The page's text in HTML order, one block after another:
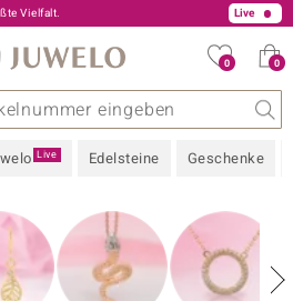
Vielfalt. Live
0 0
Live Edelsteine Geschenke
Ringgröße
Edelsteine nach Farbe
Ratgeber
Juwelo